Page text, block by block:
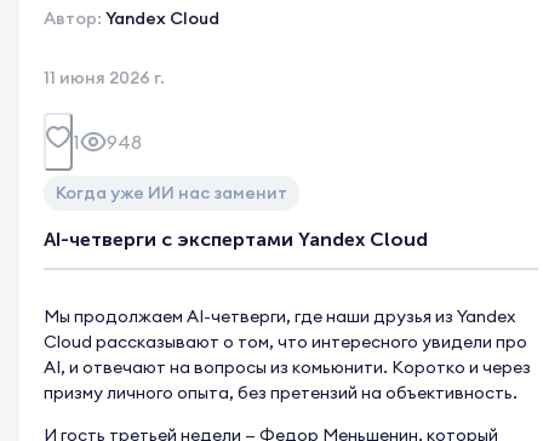
Автор: Yandex Cloud
11 июня 2026 г.
Когда уже ИИ нас заменит
1 948
AI-четверги с экспертами Yandex Cloud
Мы продолжаем AI-четверги, где наши друзья из Yandex
Cloud рассказывают о том, что интересного увидели про
AI, и отвечают на вопросы из комьюнити. Коротко и через
призму личного опыта, без претензий на объективность.
И гость третьей недели — Федор Меньшенин, который